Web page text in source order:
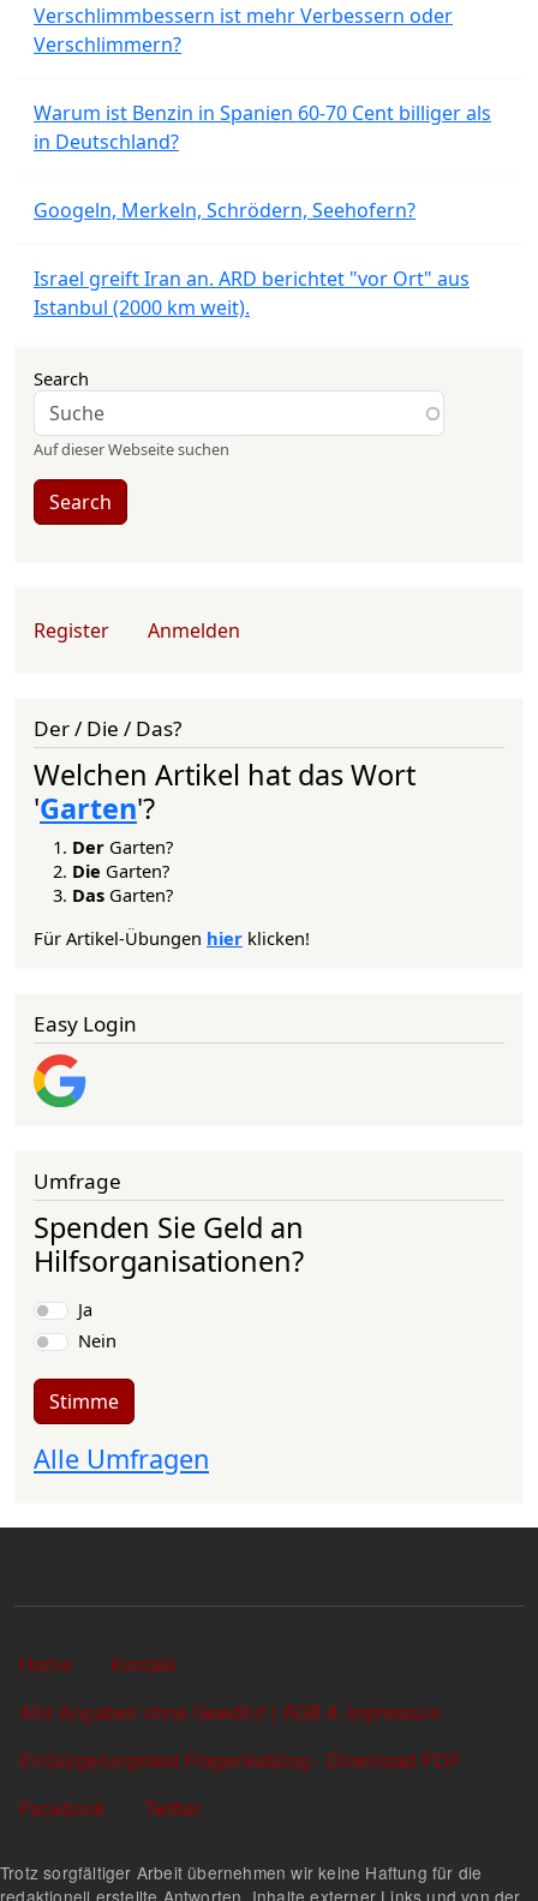
Verschlimmbessern ist mehr Verbessern oder
Verschlimmern?
Warum ist Benzin in Spanien 60-70 Cent billiger als
in Deutschland?
Googeln, Merkeln, Schrödern, Seehofern?
Israel greift Iran an. ARD berichtet "vor Ort" aus
Istanbul (2000 km weit).
Search
Auf dieser Webseite suchen
Search
User account menu
Register Anmelden
Der / Die / Das?
Welchen Artikel hat das Wort
'Garten'?
Der Garten?
Die Garten?
Das Garten?
Für Artikel-Übungen hier klicken!
Easy Login
Umfrage
Spenden Sie Geld an
Hilfsorganisationen?
Auswahlmöglichkeiten
Ja
Nein
Stimme
Alle Umfragen
Sekundärlinks
Home
Kontakt
Alle Angaben ohne Gewähr! | AGB & Impressum
Einbürgerungstest Fragenkatalog - Download PDF
Facebook
Twitter
Trotz sorgfältiger Arbeit übernehmen wir keine Haftung für die